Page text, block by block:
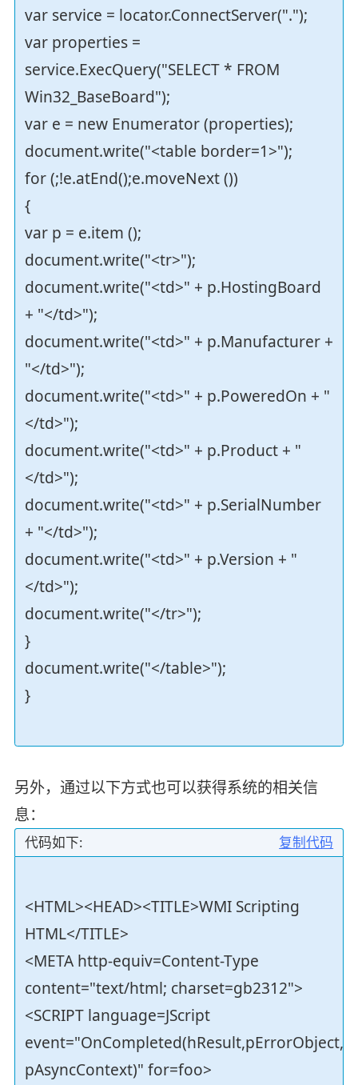
var service = locator.ConnectServer(".");
var properties =
service.ExecQuery("SELECT * FROM
Win32_BaseBoard");
var e = new Enumerator (properties);
document.write("<table border=1>");
for (;!e.atEnd();e.moveNext ())
{
var p = e.item ();
document.write("<tr>");
document.write("<td>" + p.HostingBoard
+ "</td>");
document.write("<td>" + p.Manufacturer +
"</td>");
document.write("<td>" + p.PoweredOn + "
</td>");
document.write("<td>" + p.Product + "
</td>");
document.write("<td>" + p.SerialNumber
+ "</td>");
document.write("<td>" + p.Version + "
</td>");
document.write("</tr>");
}
document.write("</table>");
}
另外，通过以下方式也可以获得系统的相关信
息：
复制代码
代码如下:
<HTML><HEAD><TITLE>WMI Scripting
HTML</TITLE>
<META http-equiv=Content-Type
content="text/html; charset=gb2312">
<SCRIPT language=JScript
event="OnCompleted(hResult,pErrorObject,
pAsyncContext)" for=foo>